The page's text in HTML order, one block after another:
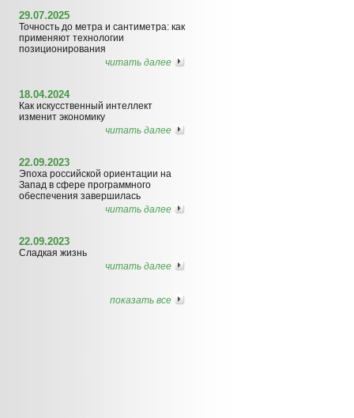
29.07.2025
Точность до метра и сантиметра: как
применяют технологии
позиционирования
читать далее
18.04.2024
Как искусственный интеллект
изменит экономику
читать далее
22.09.2023
Эпоха российской ориентации на
Запад в сфере программного
обеспечения завершилась
читать далее
22.09.2023
Сладкая жизнь
читать далее
показать все